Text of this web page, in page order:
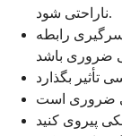
ناراحتی شود.
رابطه